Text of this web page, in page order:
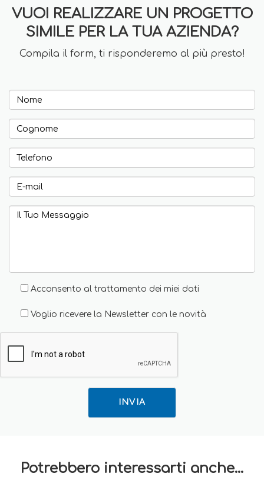
VUOI REALIZZARE UN PROGETTO
SIMILE PER LA TUA AZIENDA?
Compila il form, ti risponderemo al più presto!
Acconsento al trattamento dei miei dati
Voglio ricevere la Newsletter con le novità
INVIA
Potrebbero interessarti anche...